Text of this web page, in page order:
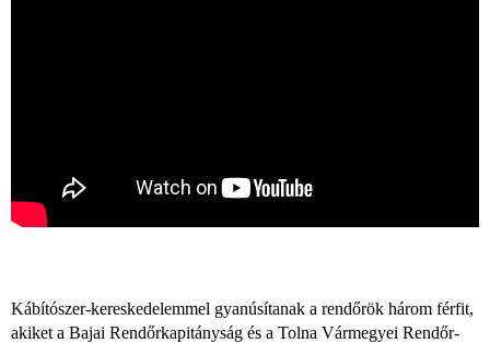
Kábítószer-kereskedelemmel gyanúsítanak a rendőrök három férfit,
akiket a Bajai Rendőrkapitányság és a Tolna Vármegyei Rendőr-